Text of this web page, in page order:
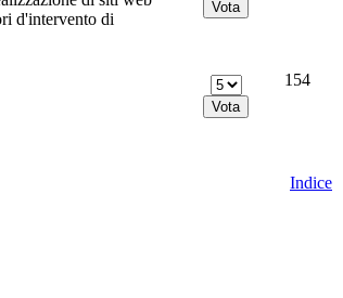
d'intervento di
154
Indice